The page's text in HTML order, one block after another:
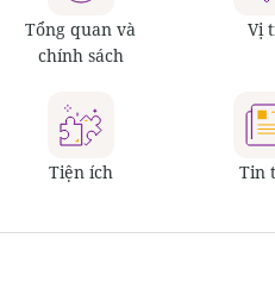
Tổng quan và
chính sách
Vị
Tiện ích Tin